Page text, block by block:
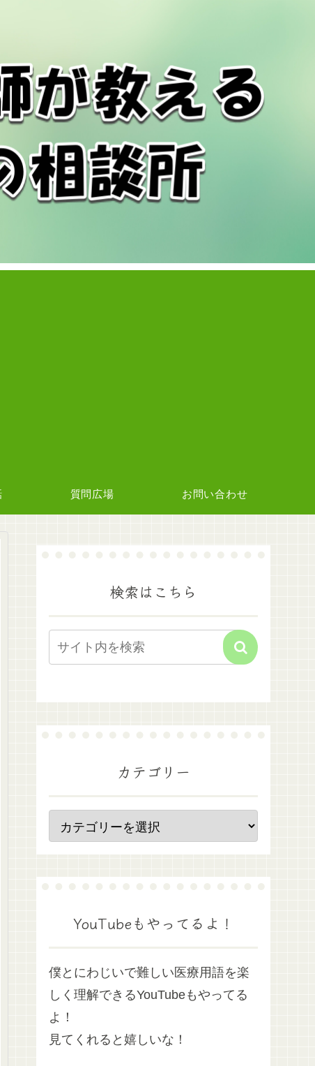
質問広場 お問い合わせ
検索はこちら
カテゴリー
YouTubeもやってるよ！
僕とにわじいで難しい医療用語を楽
しく理解できるYouTubeもやってる
よ！
見てくれると嬉しいな！